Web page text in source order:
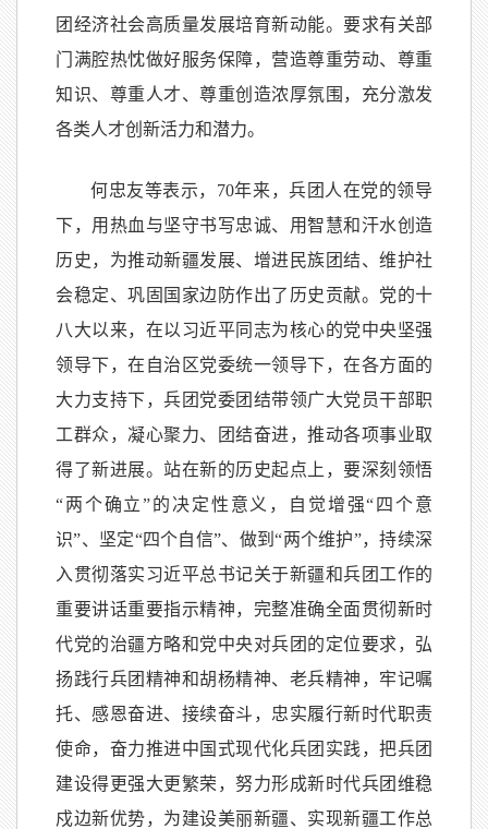
团经济社会高质量发展培育新动能。要求有关部
门满腔热忱做好服务保障，营造尊重劳动、尊重
知识、尊重人才、尊重创造浓厚氛围，充分激发
各类人才创新活力和潜力。
何忠友等表示，70年来，兵团人在党的领导
下，用热血与坚守书写忠诚、用智慧和汗水创造
历史，为推动新疆发展、增进民族团结、维护社
会稳定、巩固国家边防作出了历史贡献。党的十
八大以来，在以习近平同志为核心的党中央坚强
领导下，在自治区党委统一领导下，在各方面的
大力支持下，兵团党委团结带领广大党员干部职
工群众，凝心聚力、团结奋进，推动各项事业取
得了新进展。站在新的历史起点上，要深刻领悟
“两个确立”的决定性意义，自觉增强“四个意
识”、坚定“四个自信”、做到“两个维护”，持续深
入贯彻落实习近平总书记关于新疆和兵团工作的
重要讲话重要指示精神，完整准确全面贯彻新时
代党的治疆方略和党中央对兵团的定位要求，弘
扬践行兵团精神和胡杨精神、老兵精神，牢记嘱
托、感恩奋进、接续奋斗，忠实履行新时代职责
使命，奋力推进中国式现代化兵团实践，把兵团
建设得更强大更繁荣，努力形成新时代兵团维稳
戍边新优势，为建设美丽新疆、实现新疆工作总